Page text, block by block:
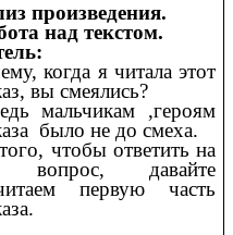
произведения.
над текстом.
когда я читала этот
вы смеялись?
мальчикам ,героям
было не до смеха.
чтобы ответить на
вопрос, давайте
первую часть